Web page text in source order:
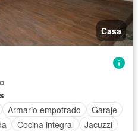
Casa
Armario empotrado
Garaje
Cocina integral
Jacuzzi